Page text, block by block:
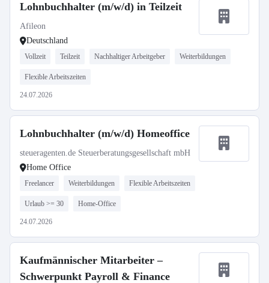
Lohnbuchhalter (m/w/d) in Teilzeit
Afileon
Deutschland
Vollzeit Teilzeit Nachhaltiger Arbeitgeber Weiterbildungen
Flexible Arbeitszeiten
24.07.2026
Lohnbuchhalter (m/w/d) Homeoffice
steueragenten.de Steuerberatungsgesellschaft mbH
Home Office
Freelancer Weiterbildungen Flexible Arbeitszeiten
Urlaub >= 30 Home-Office
24.07.2026
Kaufmännischer Mitarbeiter –
Schwerpunkt Payroll & Finance